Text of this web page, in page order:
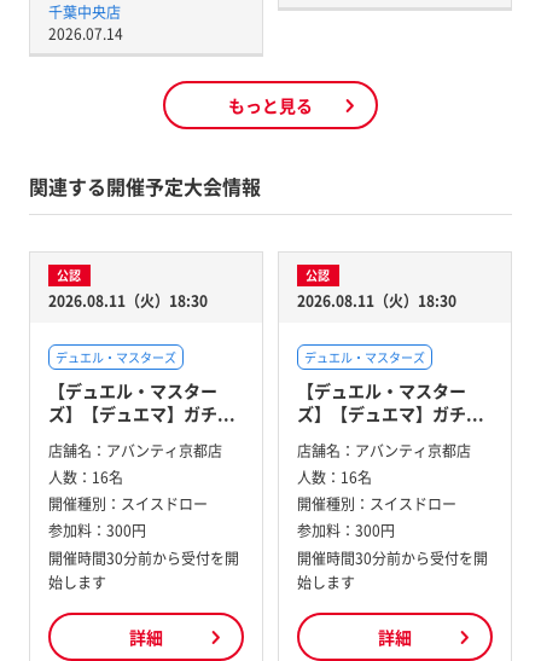
千葉中央店
2026.07.14
もっと見る
関連する開催予定大会情報
公認
2026.08.11（火）18:30
デュエル・マスターズ
【デュエル・マスター
ズ】【デュエマ】ガチ...
店舗名： アバンティ京都店
人数： 16名
開催種別： スイスドロー
参加料： 300円
開催時間30分前から受付を開
始します
詳細
公認
2026.08.11（火）18:30
デュエル・マスターズ
【デュエル・マスター
ズ】【デュエマ】ガチ...
店舗名： アバンティ京都店
人数： 16名
開催種別： スイスドロー
参加料： 300円
開催時間30分前から受付を開
始します
詳細